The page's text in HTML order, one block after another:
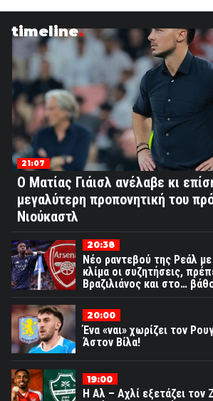
timeline
21:07
Ο Ματίας Γιάισλ ανέλαβε κι
μεγαλύτερη προπονητική του
Νιούκαστλ
20:38
Νέο ραντεβού της Ρεάλ
κλίμα οι συζητήσεις,
Βραζιλιάνος και στο…
20:00
Ένα «ναι» χωρίζει τον
Άστον Βίλα!
19:00
Η Αλ – Αχλί εξετάζει τον